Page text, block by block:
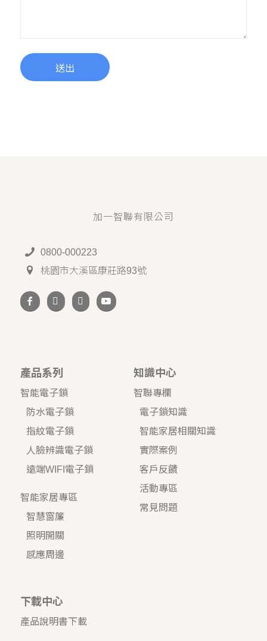
加一智聯有限公司
0800-000223
桃園市大溪區康莊路93號
產品系列
智能電子鎖
防水電子鎖
指紋電子鎖
人臉辨識電子鎖
遠端WIFI電子鎖
智能家居專區
智慧窗簾
照明開關
感應周邊
知識中心
智聯專欄
電子鎖知識
智能家居相關知識
實際案例
客戶反饋
活動專區
常見問題
下載中心
產品說明書下載